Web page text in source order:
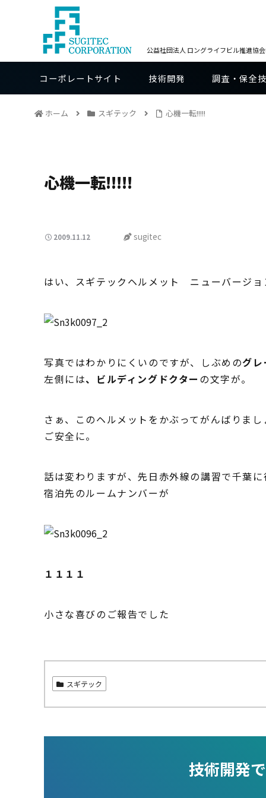
公益社団法人 ロングライフビル推進協
コーポレートサイト 技術開発 調査・保全
ホーム スギテック 心機一転!!!!!
心機一転!!!!!
2009.11.12 sugitec
はい、スギテックヘルメット ニューバージョ
写真ではわかりにくいのですが、しぶめのグ
左側には、 ビルディングドクター の文字が。
さぁ、このヘルメットをかぶってがんばりま
ご安全に。
話は変わりますが、先日赤外線の講習で千葉
宿泊先のルームナンバーが
１１１１
小さな喜びのご報告でした
スギテック
技術開発